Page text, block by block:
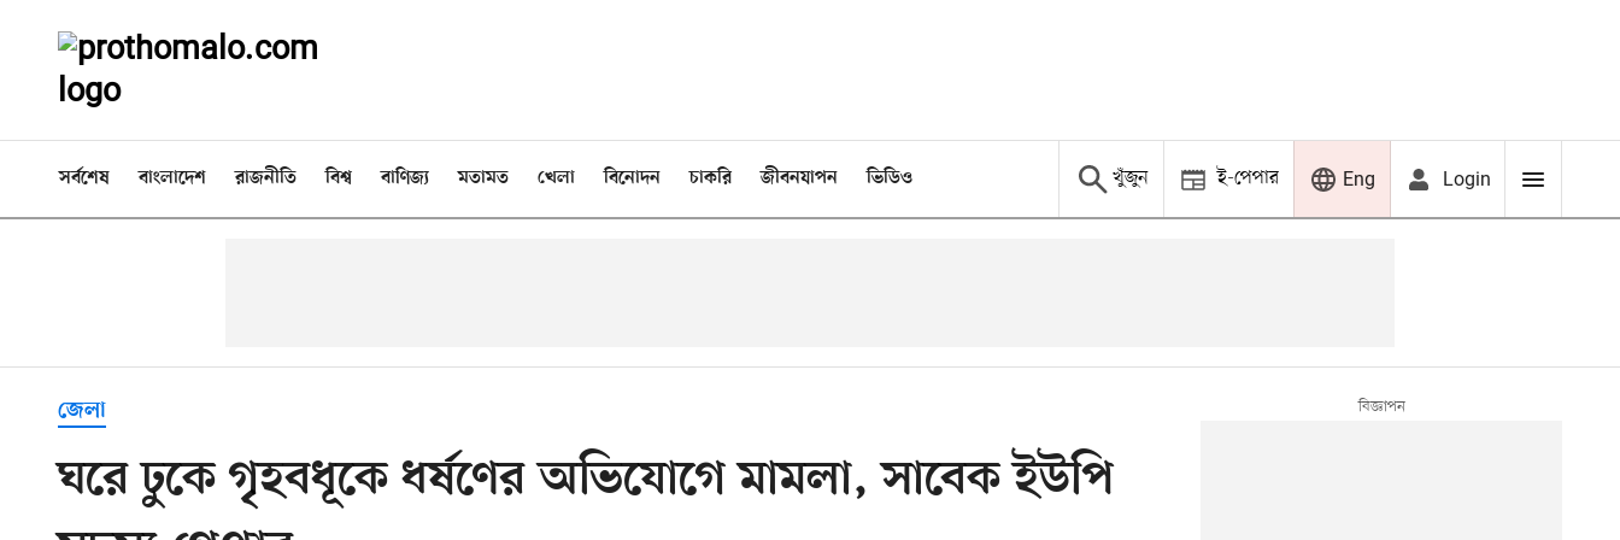
সর্বশেষ বাংলাদেশ রাজনীতি বিশ্ব বাণিজ্য মতামত খেলা বিনোদন চাকরি জীবনযাপন ভিডিও খুঁজুন ই-পেপার Eng Login
জেলা
ঘরে ঢুকে গৃহবধূকে ধর্ষণের অভিযোগে মামলা, সাবেক ইউপি